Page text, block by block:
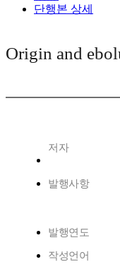
단행본 상세
Origin and
저자
발행사항
발행연도
작성언어